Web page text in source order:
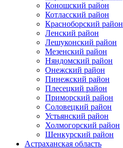
Коношский район
Котласский район
Красноборский район
Ленский район
Лешуконский район
Мезенский район
Няндомский район
Онежский район
Пинежский район
Плесецкий район
Приморский район
Соловецкий район
Устьянский район
Холмогорский район
Шенкурский район
Астраханская область